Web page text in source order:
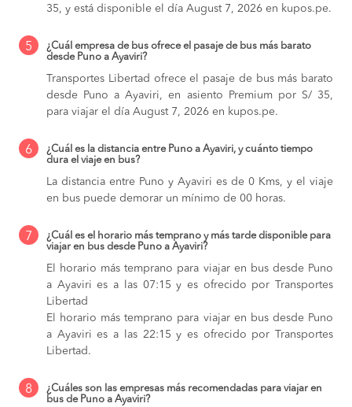
35, y está disponible el día August 7, 2026 en kupos.pe.
5
¿Cuál empresa de bus ofrece el pasaje de bus más barato
desde Puno a Ayaviri?
Transportes Libertad ofrece el pasaje de bus más barato
desde Puno a Ayaviri, en asiento Premium por S/ 35,
para viajar el día August 7, 2026 en kupos.pe.
6
¿Cuál es la distancia entre Puno a Ayaviri, y cuánto tiempo
dura el viaje en bus?
La distancia entre Puno y Ayaviri es de 0 Kms, y el viaje
en bus puede demorar un mínimo de 00 horas.
7
¿Cuál es el horario más temprano y más tarde disponible para
viajar en bus desde Puno a Ayaviri?
El horario más temprano para viajar en bus desde Puno
a Ayaviri es a las 07:15 y es ofrecido por Transportes
Libertad
El horario más temprano para viajar en bus desde Puno
a Ayaviri es a las 22:15 y es ofrecido por Transportes
Libertad.
8
¿Cuáles son las empresas más recomendadas para viajar en
bus de Puno a Ayaviri?